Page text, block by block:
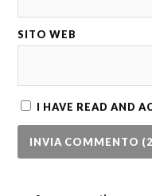
SITO WEB
I HAVE READ AND